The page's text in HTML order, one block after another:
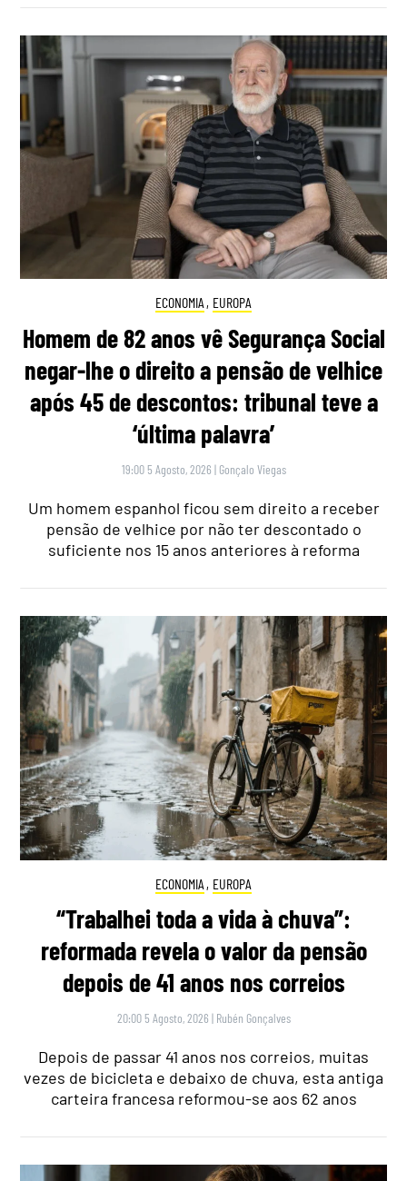
ECONOMIA , EUROPA
Homem de 82 anos vê Segurança Social
negar-lhe o direito a pensão de velhice
após 45 de descontos: tribunal teve a
‘última palavra’
19:00 5 Agosto, 2026 | Gonçalo Viegas
Um homem espanhol ficou sem direito a receber
pensão de velhice por não ter descontado o
suficiente nos 15 anos anteriores à reforma
ECONOMIA , EUROPA
“Trabalhei toda a vida à chuva”:
reformada revela o valor da pensão
depois de 41 anos nos correios
20:00 5 Agosto, 2026 | Rubén Gonçalves
Depois de passar 41 anos nos correios, muitas
vezes de bicicleta e debaixo de chuva, esta antiga
carteira francesa reformou-se aos 62 anos